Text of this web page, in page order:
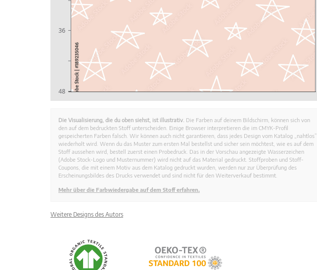
Die Visualisierung, die du oben siehst, ist illustrativ. Die Farben auf deinem Bildschirm, können sich von
den auf dem bedruckten Stoff unterscheiden. Einige Browser interpretieren die im CMYK-Profil
gespeicherten Farben falsch. Wir können auch nicht garantieren, dass jedes Design vom Katalog „nahtlos”
wiederholt wird. Wenn du das Muster zum ersten Mal bestellst und sicher sein möchtest, wie es auf dem
Stoff aussehen wird, bestell zuerst einen Probedruck. Das in der Vorschau angezeigte Wasserzeichen
(Adobe Stock-Logo und Musternummer) wird nicht auf das Material gedruckt. Stoffproben und Stoff-
Coupons, die mit einem Motiv aus dem Katalog gedruckt wurden, werden nur zur Überprüfung des
Erscheinungsbildes des Drucks verwendet und sind nicht für den Weiterverkauf bestimmt.
Mehr über die Farbwiedergabe auf dem Stoff erfahren.
Weitere Designs des Autors